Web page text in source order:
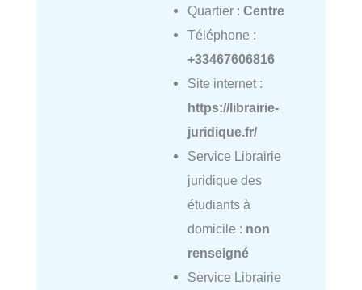
Quartier : Centre
Téléphone :
+33467606816
Site internet :
https://librairie-
juridique.fr/
Service Librairie
juridique des
étudiants à
domicile : non
renseigné
Service Librairie